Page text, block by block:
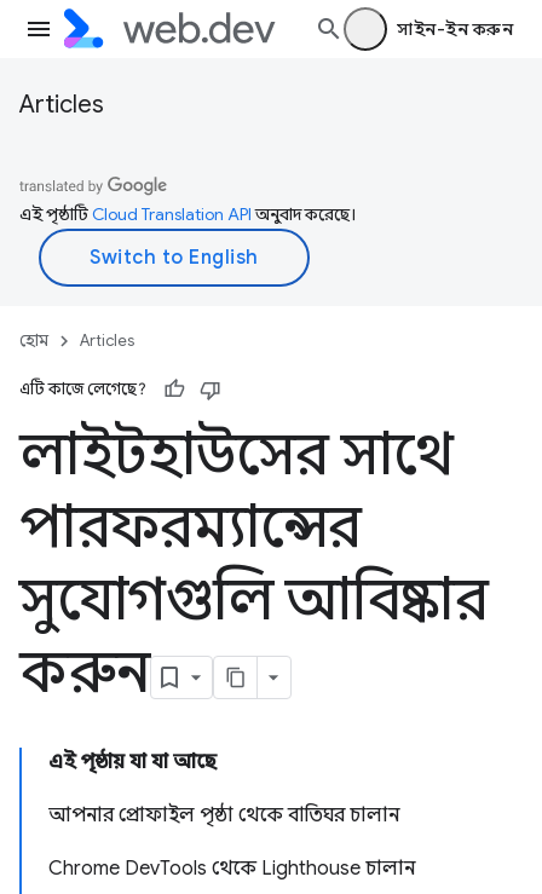
সাইন-ইন করুন
Articles
এই পৃষ্ঠাটিCloud Translation APIঅনুবাদ করেছে।
হোম Articles
এটি কাজে লেগেছে?
লাইটহাউসের সাথে
পারফরম্যান্সের
সুযোগগুলি আবিষ্কার
করুন
এই পৃষ্ঠায় যা যা আছে
আপনার প্রোফাইল পৃষ্ঠা থেকে বাতিঘর চালান
Chrome DevTools থেকে Lighthouse চালান